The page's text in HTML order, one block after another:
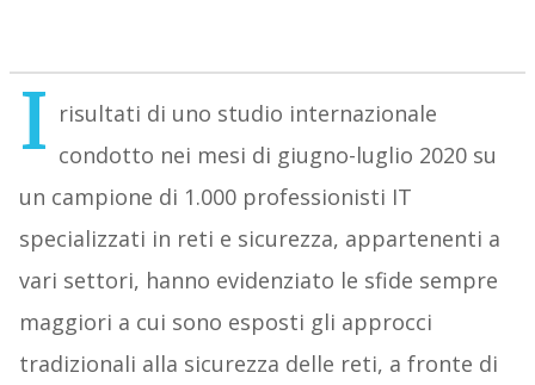
I risultati di uno studio internazionale
condotto nei mesi di giugno-luglio 2020 su
un campione di 1.000 professionisti IT
specializzati in reti e sicurezza, appartenenti a
vari settori, hanno evidenziato le sfide sempre
maggiori a cui sono esposti gli approcci
tradizionali alla sicurezza delle reti, a fronte di